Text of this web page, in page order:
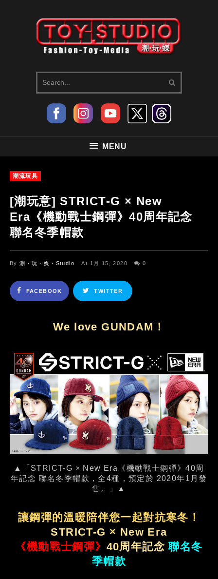
MENU
潮流玩具
[潮玩意] STRICT-G × New
Era《機動戰士鋼彈》40周年記念
聯名冬季帽款
By潮・玩・媒・Studio At 1月 15, 2020 0
FACEBOOK TWITTER
We love GUNDAM！
▲「STRICT-G × New Era《機動戰士鋼彈》40周
年記念 聯名冬季帽款，全4種，預定於 2020年1月發
售。」▲
讓鋼彈的溫暖陪伴您一起對抗寒冬！
STRICT-G × New Era
《機動戰士鋼彈》 40周年記念聯名冬
季帽款